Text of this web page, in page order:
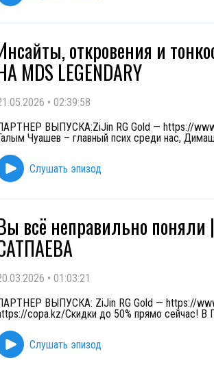
откровения и
MDS LEGENDARY
• 02:39:58
ВЫПУСКА:ZiJin RG Gold — https://
Чуашев – главный псих среди нас,
Слушать эпизод
всё неправильно
• 01:03:21
ВЫПУСКА: ZiJin RG Gold — https://
copa.kz/Скидки до 50% прямо сейчас! В
Слушать эпизод